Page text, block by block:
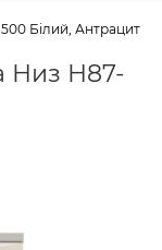
Білий, Антрацит
Низ Н87-